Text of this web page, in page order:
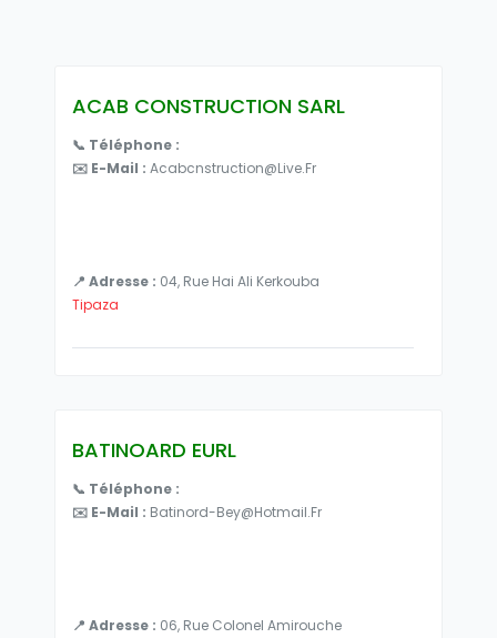
ACAB CONSTRUCTION SARL
📞 Téléphone :
✉️ E-Mail : Acabcnstruction@live.fr
📍 Adresse : 04, Rue Hai Ali Kerkouba
Tipaza
BATINOARD EURL
📞 Téléphone :
✉️ E-Mail : Batinord-Bey@hotmail.fr
📍 Adresse : 06, Rue Colonel Amirouche